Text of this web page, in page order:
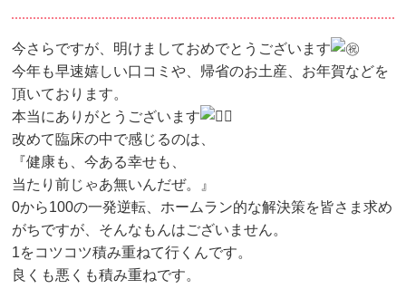
今さらですが、明けましておめでとうございます
今年も早速嬉しい口コミや、帰省のお土産、お年賀などを
頂いております。
本当にありがとうございます
改めて臨床の中で感じるのは、
『健康も、今ある幸せも、
当たり前じゃあ無いんだぜ。』
0から100の一発逆転、ホームラン的な解決策を皆さま求め
がちですが、そんなもんはございません。
1をコツコツ積み重ねて行くんです。
良くも悪くも積み重ねです。